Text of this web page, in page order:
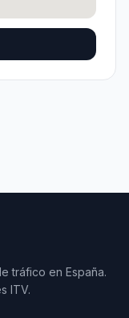
tráfico en España.
ITV.